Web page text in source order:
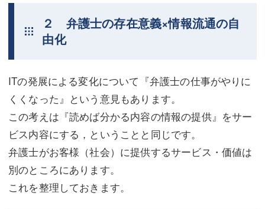
２ 弁護士の存在意義×情報流通の自
由化
ITの発展による変化について『弁護士の仕事がやりに
くくなった』という意見もあります。
この考えは『読めば分かる内容の情報の提供』をサー
ビス内容にする，ということと同じです。
弁護士がお客様（社会）に提供するサービス・価値は
別のところにあります。
これを整理しておきます。